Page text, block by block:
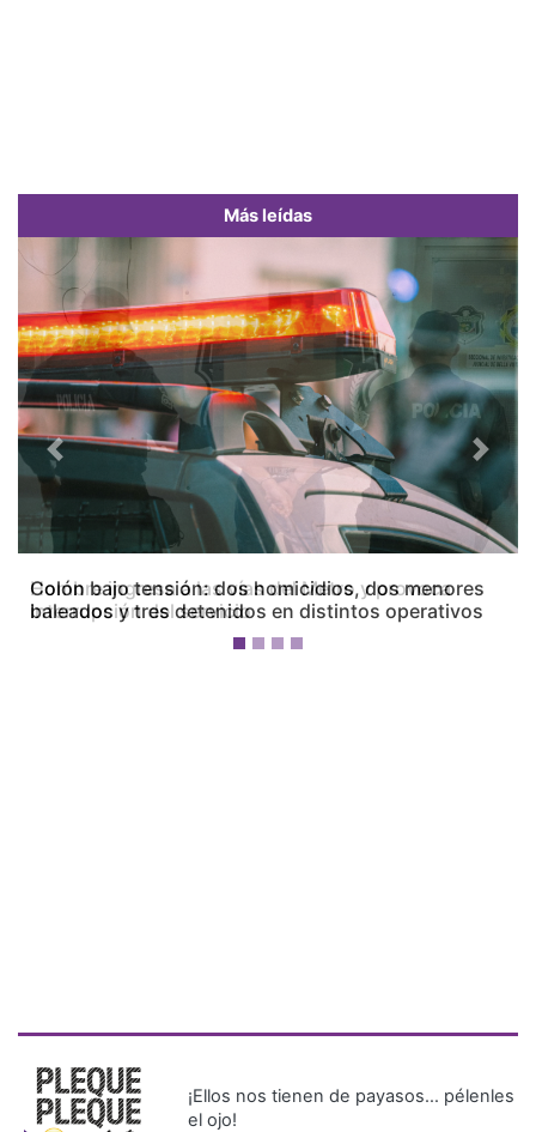
Más leídas
Colón bajo tensión: dos homicidios, dos menores
baleados y tres detenidos en distintos operativos
Previous Next
¡Ellos nos tienen de payasos… pélenles
el ojo!